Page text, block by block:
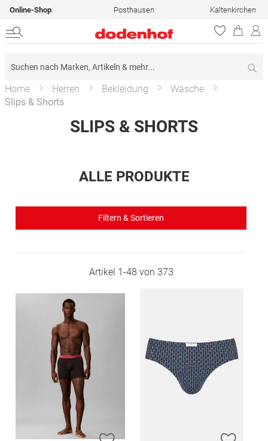
Online-Shop Posthausen Kaltenkirchen
Home Herren Bekleidung
Wäsche
Slips & Shorts
SLIPS & SHORTS
ALLE PRODUKTE
Filtern & Sortieren
Artikel 1-48 von 373
ZUR WUNSCHLISTE HINZUFÜGEN
ZUR